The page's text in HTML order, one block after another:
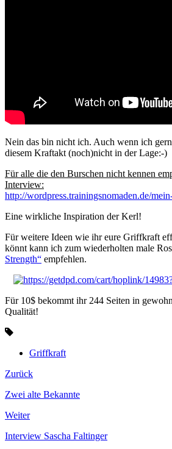
Nein das bin nicht ich. Auch wenn ich
diesem Kraftakt (noch)nicht in der Lage:-)
Für alle die den Burschen nicht kennen
Interview:
http://wordpress.trainingsnomaden.de/
Eine wirkliche Inspiration der Kerl!
Für weitere Ideen wie ihr eure Griffkraft
könnt kann ich zum wiederholten male
Strength“ empfehlen.
Für 10$ bekommt ihr 244 Seiten in
Qualität!
Griffkraft
Zurück
Zwei alte Bekannte
Weiter
Interview Sascha Faltinger